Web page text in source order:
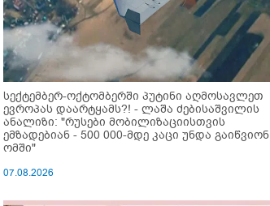
სექტემბერ-ოქტომბერში პუტინი აღმოსავლეთ
ევროპას დაარტყამს?! - ლაშა ძებისაშვილის
ანალიზი: "რუსები მობი­ლიზაციისთვის
ემზადებიან - 500 000-მდე კაცი უნდა გაიწვიონ
ომში"
07.08.2026